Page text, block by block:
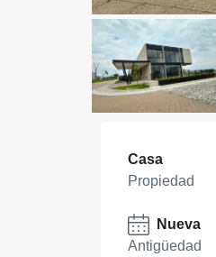
Casa
Propiedad
Nueva
Antigüedad